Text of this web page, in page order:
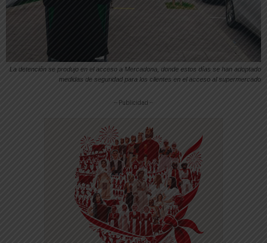
La detención se produjo en el acceso a Mercadona, donde estos días se han adoptado
medidas de seguridad para los clientes en el acceso al supermercado
-- Publicidad --